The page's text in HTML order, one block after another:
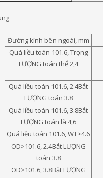
Đường kính bên ngoài, mm
Quá liều toán 101.6, Trọng
LƯỢNG toán thể 2,4
Quá liều toán 101.6, 2.4Bắt
LƯỢNG toán 3.8
Quá liều toán 101.6, 3.8Bắt
LƯỢNG toán là 4,6
Quá liều toán 101.6, WT>4.6
OD>101.6, 2.4Bắt LƯỢNG
toán 3.8
OD>101.6, 3.8Bắt LƯỢNG